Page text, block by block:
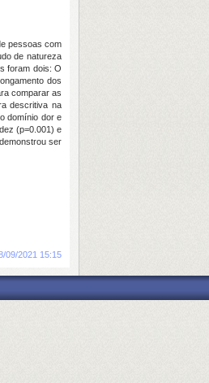
pessoas com
de natureza
foram dois: O
dos
comparar as
descritiva na
domínio dor e
(p=0.001) e
ser
09/2021 15:15